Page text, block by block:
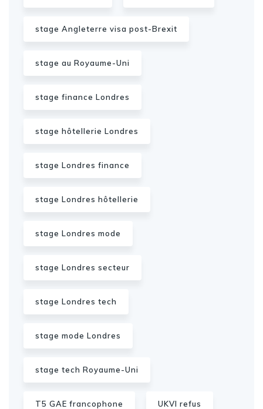
stage Angleterre visa post-Brexit
stage au Royaume-Uni
stage finance Londres
stage hôtellerie Londres
stage Londres finance
stage Londres hôtellerie
stage Londres mode
stage Londres secteur
stage Londres tech
stage mode Londres
stage tech Royaume-Uni
T5 GAE francophone UKVI refus